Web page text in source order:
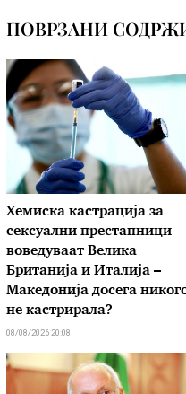
ПОВРЗАНИ
Хемиска кастрација за
сексуални престапници
воведуваат Велика
Британија и Италија –
Македонија досега
не кастрирала?
08/08/2026 20:08